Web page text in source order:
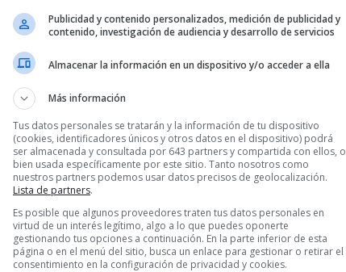
Publicidad y contenido personalizados, medición de publicidad y
contenido, investigación de audiencia y desarrollo de servicios
Almacenar la información en un dispositivo y/o acceder a ella
Más información
Tus datos personales se tratarán y la información de tu dispositivo
(cookies, identificadores únicos y otros datos en el dispositivo) podrá
ser almacenada y consultada por 643 partners y compartida con ellos, o
bien usada específicamente por este sitio. Tanto nosotros como
nuestros partners podemos usar datos precisos de geolocalización.
Lista de partners.
Es posible que algunos proveedores traten tus datos personales en
virtud de un interés legítimo, algo a lo que puedes oponerte
gestionando tus opciones a continuación. En la parte inferior de esta
página o en el menú del sitio, busca un enlace para gestionar o retirar el
consentimiento en la configuración de privacidad y cookies.